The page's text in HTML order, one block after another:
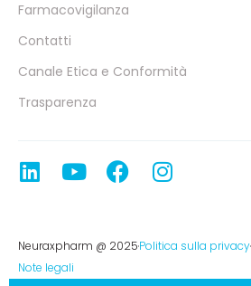
Farmacovigilanza
Contatti
Canale Etica e Conformità
Trasparenza
Neuraxpharm @ 2025Politica sulla privacy
Note legali